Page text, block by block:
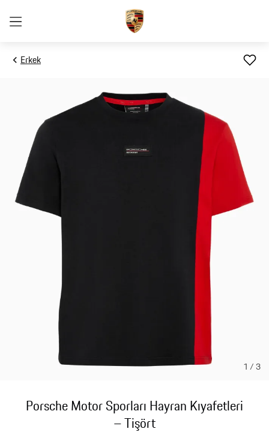
Erkek
1 /3
Porsche Motor Sporları Hayran Kıyafetleri
– Tişört